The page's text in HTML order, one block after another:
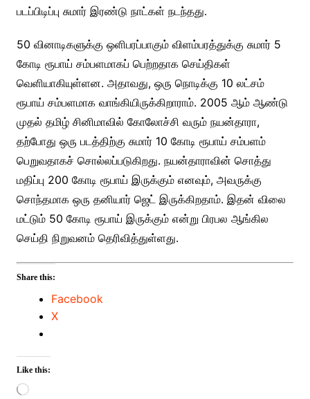
படப்பிடிப்பு சுமார் இரண்டு நாட்கள் நடந்தது.
50 வினாடிகளுக்கு ஒளிபரப்பாகும் விளம்பரத்துக்கு சுமார் 5
கோடி ரூபாய் சம்பளமாகப் பெற்றதாக செய்திகள்
வெளியாகியுள்ளன. அதாவது, ஒரு நொடிக்கு 10 லட்சம்
ரூபாய் சம்பளமாக வாங்கியிருக்கிறாராம். 2005 ஆம் ஆண்டு
முதல் தமிழ் சினிமாவில் கோலோச்சி வரும் நயன்தாரா,
தற்போது ஒரு படத்திற்கு சுமார் 10 கோடி ரூபாய் சம்பளம்
பெறுவதாகச் சொல்லப்படுகிறது. நயன்தாராவின் சொத்து
மதிப்பு 200 கோடி ரூபாய் இருக்கும் எனவும், அவருக்கு
சொந்தமாக ஒரு தனியார் ஜெட் இருக்கிறதாம். இதன் விலை
மட்டும் 50 கோடி ரூபாய் இருக்கும் என்று பிரபல ஆங்கில
செய்தி நிறுவனம் தெரிவித்துள்ளது.
Share this:
Facebook
X
Like this:
Loading…